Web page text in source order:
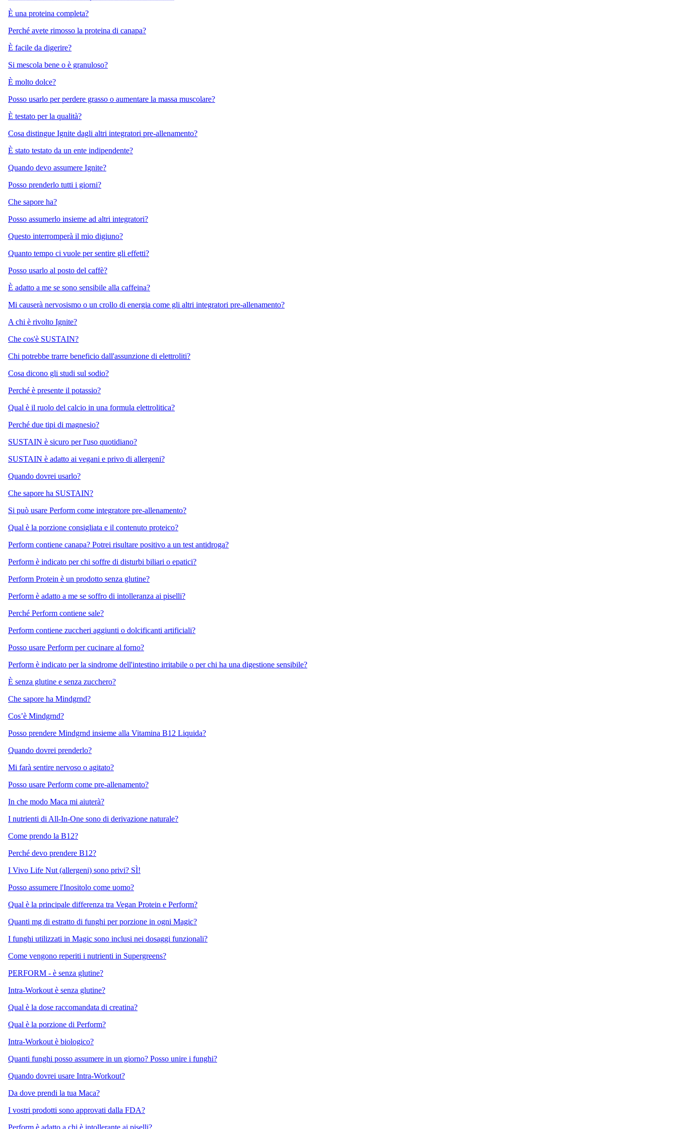
È una proteina completa?
Perché avete rimosso la proteina di canapa?
È facile da digerire?
Si mescola bene o è granuloso?
È molto dolce?
Posso usarlo per perdere grasso o aumentare la massa muscolare?
È testato per la qualità?
Cosa distingue Ignite dagli altri integratori pre-allenamento?
È stato testato da un ente indipendente?
Quando devo assumere Ignite?
Posso prenderlo tutti i giorni?
Che sapore ha?
Posso assumerlo insieme ad altri integratori?
Questo interromperà il mio digiuno?
Quanto tempo ci vuole per sentire gli effetti?
Posso usarlo al posto del caffè?
È adatto a me se sono sensibile alla caffeina?
Mi causerà nervosismo o un crollo di energia come gli altri integratori pre-allenamento?
A chi è rivolto Ignite?
Che cos'è SUSTAIN?
Chi potrebbe trarre beneficio dall'assunzione di elettroliti?
Cosa dicono gli studi sul sodio?
Perché è presente il potassio?
Qual è il ruolo del calcio in una formula elettrolitica?
Perché due tipi di magnesio?
SUSTAIN è sicuro per l'uso quotidiano?
SUSTAIN è adatto ai vegani e privo di allergeni?
Quando dovrei usarlo?
Che sapore ha SUSTAIN?
Si può usare Perform come integratore pre-allenamento?
Qual è la porzione consigliata e il contenuto proteico?
Perform contiene canapa? Potrei risultare positivo a un test antidroga?
Perform è indicato per chi soffre di disturbi biliari o epatici?
Perform Protein è un prodotto senza glutine?
Perform è adatto a me se soffro di intolleranza ai piselli?
Perché Perform contiene sale?
Perform contiene zuccheri aggiunti o dolcificanti artificiali?
Posso usare Perform per cucinare al forno?
Perform è indicato per la sindrome dell'intestino irritabile o per chi ha una digestione sensibile?
È senza glutine e senza zucchero?
Che sapore ha Mindgrnd?
Cos’è Mindgrnd?
Posso prendere Mindgrnd insieme alla Vitamina B12 Liquida?
Quando dovrei prenderlo?
Mi farà sentire nervoso o agitato?
Posso usare Perform come pre-allenamento?
In che modo Maca mi aiuterà?
I nutrienti di All-In-One sono di derivazione naturale?
Come prendo la B12?
Perché devo prendere B12?
I Vivo Life Nut (allergeni) sono privi? SÌ!
Posso assumere l'Inositolo come uomo?
Qual è la principale differenza tra Vegan Protein e Perform?
Quanti mg di estratto di funghi per porzione in ogni Magic?
I funghi utilizzati in Magic sono inclusi nei dosaggi funzionali?
Come vengono reperiti i nutrienti in Supergreens?
PERFORM - è senza glutine?
Intra-Workout è senza glutine?
Qual è la dose raccomandata di creatina?
Qual è la porzione di Perform?
Intra-Workout è biologico?
Quanti funghi posso assumere in un giorno? Posso unire i funghi?
Quando dovrei usare Intra-Workout?
Da dove prendi la tua Maca?
I vostri prodotti sono approvati dalla FDA?
Perform è adatto a chi è intollerante ai piselli?